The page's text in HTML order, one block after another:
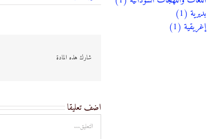
شارك هذه المادة
اضف تعليقا
تعليق
بديرية (1)
إغريقية (1)